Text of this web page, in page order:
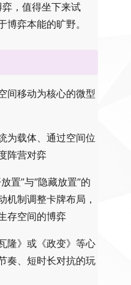
弈，值得坐下来试
弈本能的旷野。
间移动为核心的微型
为载体、通过空间位
阵营对弈
放置”与”隐藏放置”的
机制调整卡牌布局，
存空间的博弈
隆》或《政变》等心
奏、短时长对抗的玩